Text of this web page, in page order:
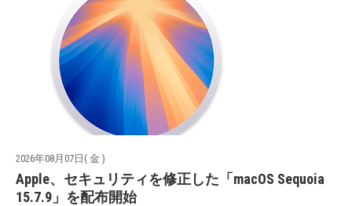
2026年08月07日( 金 )
Apple、セキュリティを修正した「macOS Sequoia
15.7.9」を配布開始